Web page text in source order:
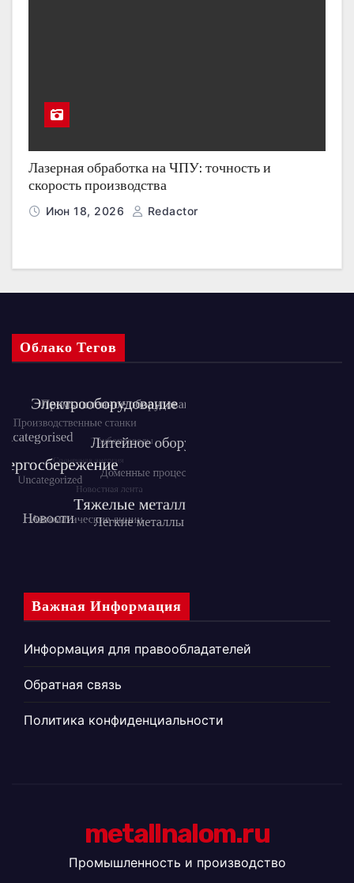
Лазерная обработка на ЧПУ: точность и
скорость производства
Июн 18, 2026 Redactor
Облако Тегов
Важная Информация
Информация для правообладателей
Обратная связь
Политика конфиденциальности
metallnalom.ru
Промышленность и производство